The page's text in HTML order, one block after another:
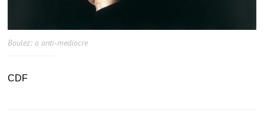
Boulez: o anti-medíocre
CDF